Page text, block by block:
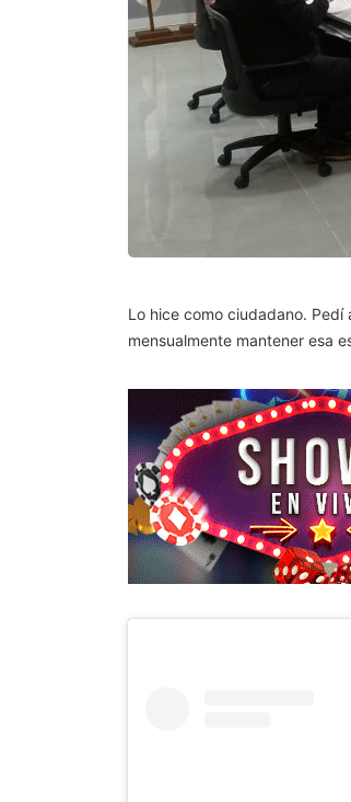
Lo hice como ciudadano.
mensualmente mantener esa